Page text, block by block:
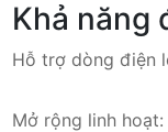
Khả năng
Hỗ trợ dòng điện
Mở rộng linh hoạt: